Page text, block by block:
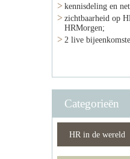
kennisdeling en
zichtbaarheid op
HRMorgen;
2 live
Categorieën
HR in de wereld